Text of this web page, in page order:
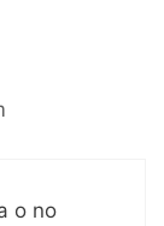
o no